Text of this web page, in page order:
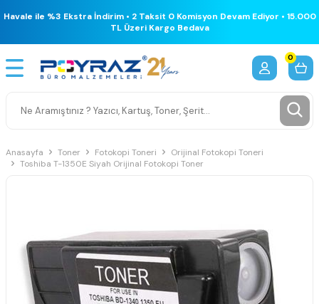
Havale ile %3 Ekstra İndirim • 2 Taksit 0 Komisyon Devam Ediyor • 15.000
TL Üzeri Kargo Bedava
0
Anasayfa Toner Fotokopi Toneri
Orijinal Fotokopi Toneri
Toshiba T-1350E Siyah Orijinal Fotokopi Toner